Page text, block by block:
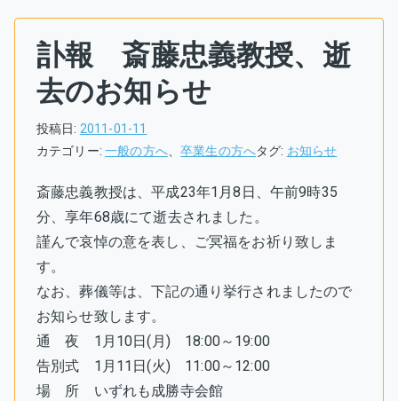
訃報 斎藤忠義教授、逝
去のお知らせ
投稿日: 2011-01-11
カテゴリー:一般の方へ、卒業生の方へタグ: お知らせ
斎藤忠義教授は、平成23年1月8日、午前9時35
分、享年68歳にて逝去されました。
謹んで哀悼の意を表し、ご冥福をお祈り致しま
す。
なお、葬儀等は、下記の通り挙行されましたので
お知らせ致します。
通 夜 1月10日(月) 18:00～19:00
告別式 1月11日(火) 11:00～12:00
場 所 いずれも成勝寺会館